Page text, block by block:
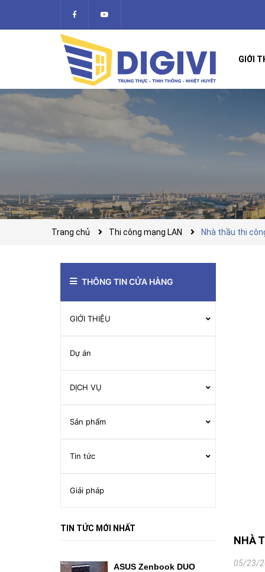
GIỚI
Trang chủ Thi công mạng LAN Nhà thầu thi
THÔNG TIN CỬA HÀNG
GIỚI THIỆU
Dự án
DỊCH VỤ
Sản phẩm
Tin tức
Giải pháp
TIN TỨC MỚI NHẤT
ASUS Zenbook DUO
NHÀ
05/23/